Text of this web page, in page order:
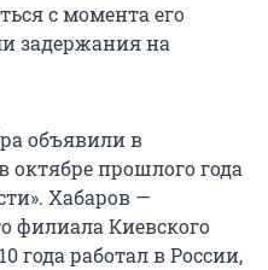
с момента его
задержания на
объявили в
прошлого года
Хабаров —
филиала Киевского
года работал в России,